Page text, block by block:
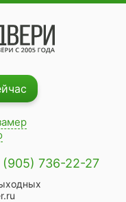
(905) 736-22-27